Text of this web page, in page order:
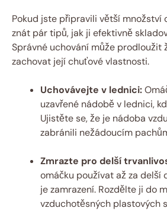
Pokud jste připravili větší množství
znát pár tipů, jak ji efektivně
Správné uchování může prodloužit
zachovat její chuťové vlastnosti.
Uchovávejte v lednici:
uzavřené nádobě v lednici,
Ujistěte se, že je nádoba
zabránili nežádoucím
Zmrazte pro delší
omáčku používat až za delší
je zamrazení. Rozdělte ji do
vzduchotěsných plastových